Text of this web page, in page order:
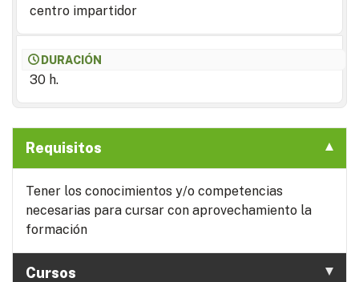
centro impartidor
DURACIÓN
30 h.
Requisitos
Tener los conocimientos y/o competencias
necesarias para cursar con aprovechamiento la
formación
Cursos